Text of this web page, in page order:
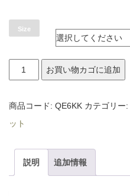
帯:
–
Size
AURORAMEW
リ
ー
ラ
お買い物カゴに追加
商品コード: QE6KK カテゴリー:
ット
説明 追加情報